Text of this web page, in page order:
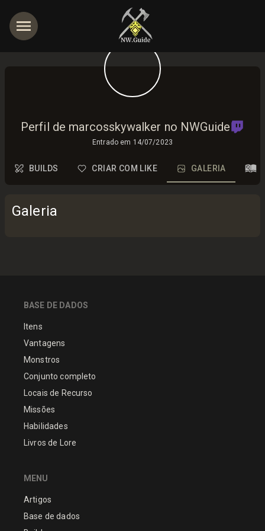
Perfil de marcosskywalker no NWGuide
Entrado em 14/07/2023
BUILDS CRIAR COM LIKE GALERIA
Galeria
BASE DE DADOS
Itens
Vantagens
Monstros
Conjunto completo
Locais de Recurso
Missões
Habilidades
Livros de Lore
MENU
Artigos
Base de dados